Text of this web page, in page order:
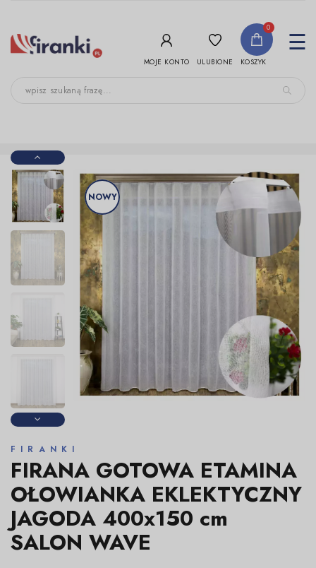
MOJE KONTO ULUBIONE
0
KOSZYK
☰
NOWY
FIRANKI
FIRANA GOTOWA ETAMINA
OŁOWIANKA EKLEKTYCZNY
JAGODA 400x150 cm
SALON WAVE